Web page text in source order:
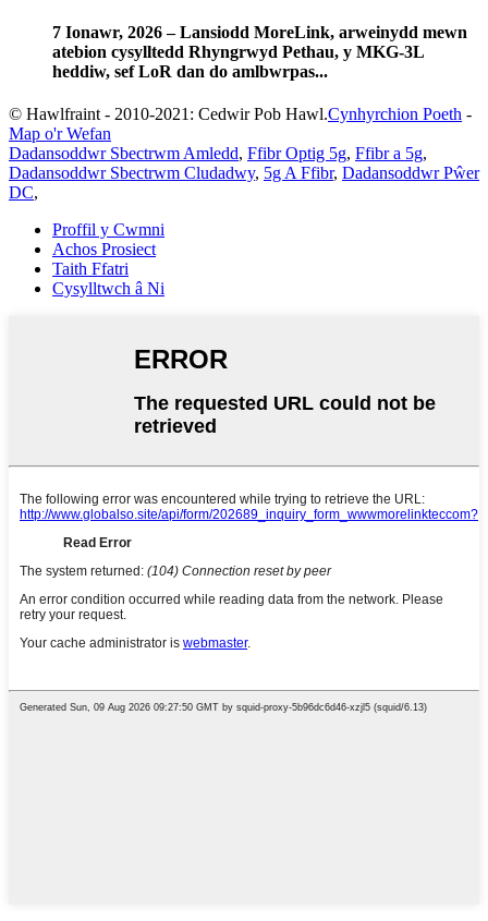
7 Ionawr, 2026 – Lansiodd MoreLink, arweinydd mewn
atebion cysylltedd Rhyngrwyd Pethau, y MKG-3L
heddiw, sef LoR dan do amlbwrpas...
© Hawlfraint - 2010-2021: Cedwir Pob Hawl.Cynhyrchion Poeth -
Map o'r Wefan
Dadansoddwr Sbectrwm Amledd, Ffibr Optig 5g, Ffibr a 5g,
Dadansoddwr Sbectrwm Cludadwy, 5g A Ffibr, Dadansoddwr Pŵer
DC,
Proffil y Cwmni
Achos Prosiect
Taith Ffatri
Cysylltwch â Ni